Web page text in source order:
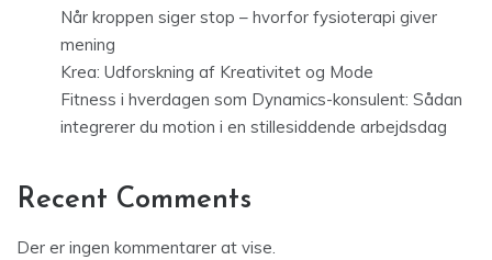
Når kroppen siger stop – hvorfor fysioterapi giver
mening
Krea: Udforskning af Kreativitet og Mode
Fitness i hverdagen som Dynamics-konsulent: Sådan
integrerer du motion i en stillesiddende arbejdsdag
Recent Comments
Der er ingen kommentarer at vise.